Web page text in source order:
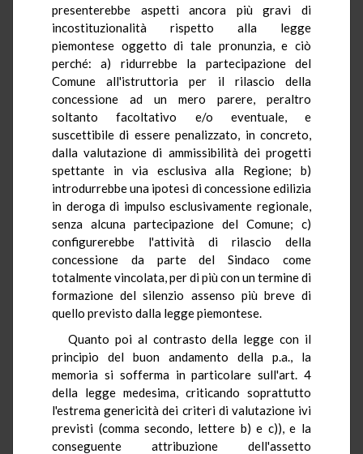
presenterebbe aspetti ancora più gravi di
incostituzionalità rispetto alla legge
piemontese oggetto di tale pronunzia, e ciò
perché: a) ridurrebbe la partecipazione del
Comune all'istruttoria per il rilascio della
concessione ad un mero parere, peraltro
soltanto facoltativo e/o eventuale, e
suscettibile di essere penalizzato, in concreto,
dalla valutazione di ammissibilità dei progetti
spettante in via esclusiva alla Regione; b)
introdurrebbe una ipotesi di concessione edilizia
in deroga di impulso esclusivamente regionale,
senza alcuna partecipazione del Comune; c)
configurerebbe l'attività di rilascio della
concessione da parte del Sindaco come
totalmente vincolata, per di più con un termine di
formazione del silenzio assenso più breve di
quello previsto dalla legge piemontese.
Quanto poi al contrasto della legge con il
principio del buon andamento della p.a., la
memoria si sofferma in particolare sull'art. 4
della legge medesima, criticando soprattutto
l'estrema genericità dei criteri di valutazione ivi
previsti (comma secondo, lettere b) e c)), e la
conseguente attribuzione dell'assetto